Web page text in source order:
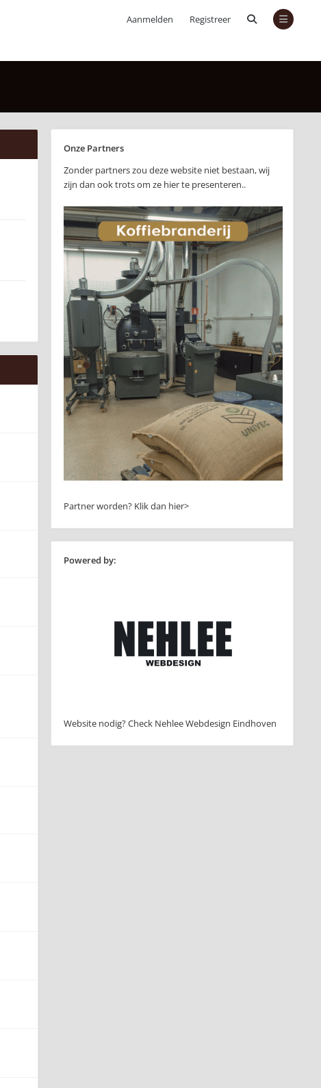
Aanmelden Registreer
Onze Partners
Zonder partners zou deze website niet bestaan, wij
zijn dan ook trots om ze hier te presenteren..
Partner worden? Klik dan hier>
Powered by:
Website nodig? Check Nehlee Webdesign Eindhoven